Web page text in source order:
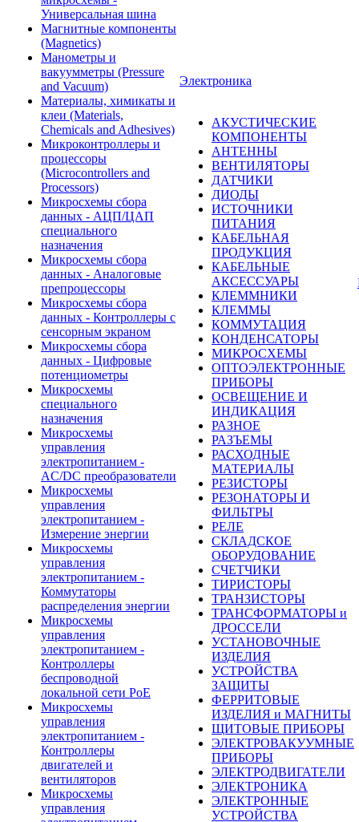
Универсальная шина
Магнитные компоненты
(Magnetics)
Манометры и
вакуумметры (Pressure
and Vacuum)
Материалы, химикаты и
клеи (Materials,
Chemicals and Adhesives)
Микроконтроллеры и
процессоры
(Microcontrollers and
Processors)
Микросхемы сбора
данных - АЦП/ЦАП
специального
назначения
Микросхемы сбора
данных - Аналоговые
препроцессоры
Микросхемы сбора
данных - Контроллеры с
сенсорным экраном
Микросхемы сбора
данных - Цифровые
потенциометры
Микросхемы
специального
назначения
Микросхемы
управления
электропитанием -
AC/DC преобразователи
Микросхемы
управления
электропитанием -
Измерение энергии
Микросхемы
управления
электропитанием -
Коммутаторы
распределения энергии
Микросхемы
управления
электропитанием -
Контроллеры
беспроводной
локальной сети PoE
Микросхемы
управления
электропитанием -
Контроллеры
двигателей и
вентиляторов
Микросхемы
управления
Электроника
АКУСТИЧЕСКИЕ
КОМПОНЕНТЫ
АНТЕННЫ
ВЕНТИЛЯТОРЫ
ДАТЧИКИ
ДИОДЫ
ИСТОЧНИКИ
ПИТАНИЯ
КАБЕЛЬНАЯ
ПРОДУКЦИЯ
КАБЕЛЬНЫЕ
АКСЕССУАРЫ
КЛЕММНИКИ
КЛЕММЫ
КОММУТАЦИЯ
КОНДЕНСАТОРЫ
МИКРОСХЕМЫ
ОПТОЭЛЕКТРОННЫЕ
ПРИБОРЫ
ОСВЕЩЕНИЕ И
ИНДИКАЦИЯ
РАЗНОЕ
РАЗЪЕМЫ
РАСХОДНЫЕ
МАТЕРИАЛЫ
РЕЗИСТОРЫ
РЕЗОНАТОРЫ И
ФИЛЬТРЫ
РЕЛЕ
СКЛАДСКОЕ
ОБОРУДОВАНИЕ
СЧЕТЧИКИ
ТИРИСТОРЫ
ТРАНЗИСТОРЫ
ТРАНСФОРМАТОРЫ и
ДРОССЕЛИ
УСТАНОВОЧНЫЕ
ИЗДЕЛИЯ
УСТРОЙСТВА
ЗАЩИТЫ
ФЕРРИТОВЫЕ
ИЗДЕЛИЯ и МАГНИТЫ
ЩИТОВЫЕ ПРИБОРЫ
ЭЛЕКТРОВАКУУМНЫЕ
ПРИБОРЫ
ЭЛЕКТРОДВИГАТЕЛИ
ЭЛЕКТРОНИКА
ЭЛЕКТРОННЫЕ
УСТРОЙСТВА